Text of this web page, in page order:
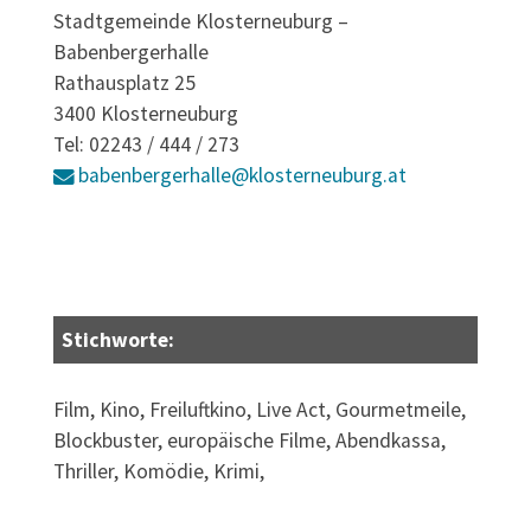
Stadtgemeinde Klosterneuburg –
Babenbergerhalle
Rathausplatz 25
3400 Klosterneuburg
Tel: 02243 / 444 / 273
babenbergerhalle@klosterneuburg.at
Stichworte:
Film, Kino, Freiluftkino, Live Act, Gourmetmeile,
Blockbuster, europäische Filme, Abendkassa,
Thriller, Komödie, Krimi,